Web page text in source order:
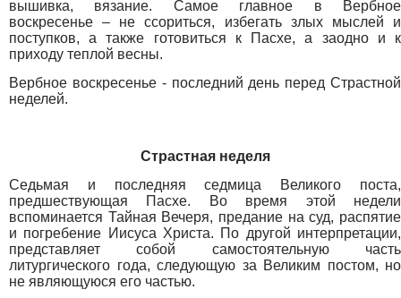
вышивка, вязание. Самое главное в Вербное
воскресенье – не ссориться, избегать злых мыслей и
поступков, а также готовиться к Пасхе, а заодно и к
приходу теплой весны.
Вербное воскресенье - последний день перед Страстной
неделей.
Страстная неделя
Седьмая и последняя седмица Великого поста,
предшествующая Пасхе. Во время этой недели
вспоминается Тайная Вечеря, предание на суд, распятие
и погребение Иисуса Христа. По другой интерпретации,
представляет собой самостоятельную часть
литургического года, следующую за Великим постом, но
не являющуюся его частью.